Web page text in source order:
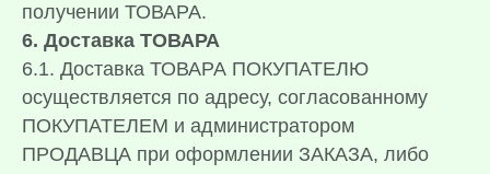
получении ТОВАРА.
6. Доставка ТОВАРА
6.1. Доставка ТОВАРА ПОКУПАТЕЛЮ
осуществляется по адресу, согласованному
ПОКУПАТЕЛЕМ и администратором
ПРОДАВЦА при оформлении ЗАКАЗА, либо